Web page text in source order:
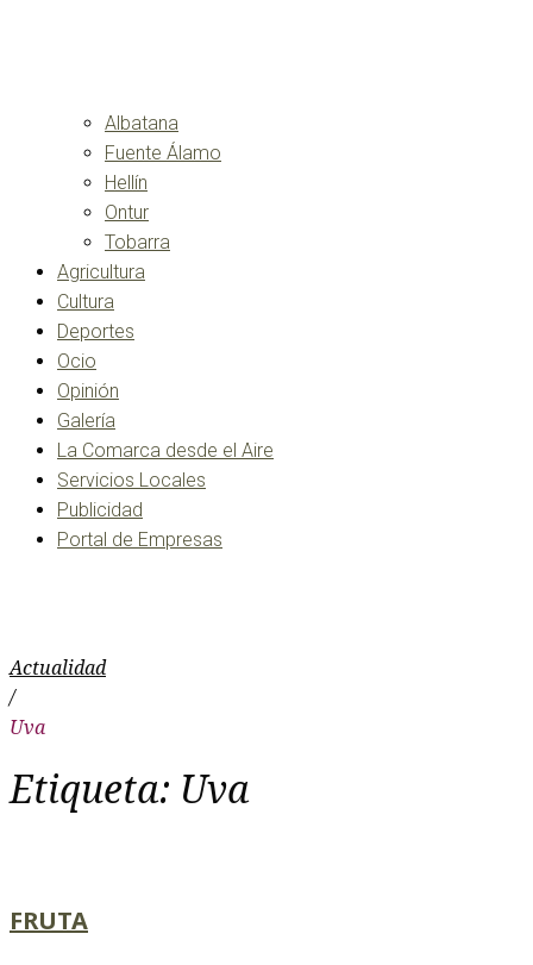
Albatana
Fuente Álamo
Hellín
Ontur
Tobarra
Agricultura
Cultura
Deportes
Ocio
Opinión
Galería
La Comarca desde el Aire
Servicios Locales
Publicidad
Portal de Empresas
Actualidad
/
Uva
Etiqueta: Uva
FRUTA